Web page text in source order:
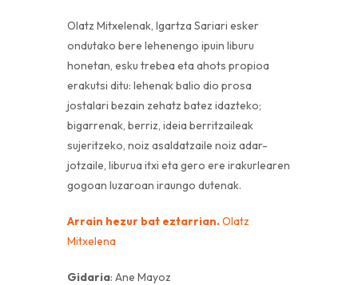
Olatz Mitxelenak, Igartza Sariari esker
ondutako bere lehenengo ipuin liburu
honetan, esku trebea eta ahots propioa
erakutsi ditu: lehenak balio dio prosa
jostalari bezain zehatz batez idazteko;
bigarrenak, berriz, ideia berritzaileak
sujeritzeko, noiz asaldatzaile noiz adar-
jotzaile, liburua itxi eta gero ere irakurlearen
gogoan luzaroan iraungo dutenak.
Arrain hezur bat eztarrian.Olatz
Mitxelena
Gidaria: Ane Mayoz